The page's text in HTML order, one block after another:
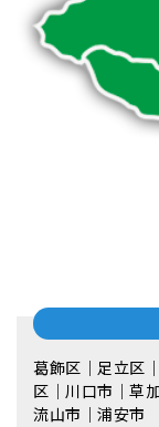
葛飾区｜足立区
区｜川口市｜草
流⼭市｜浦安市